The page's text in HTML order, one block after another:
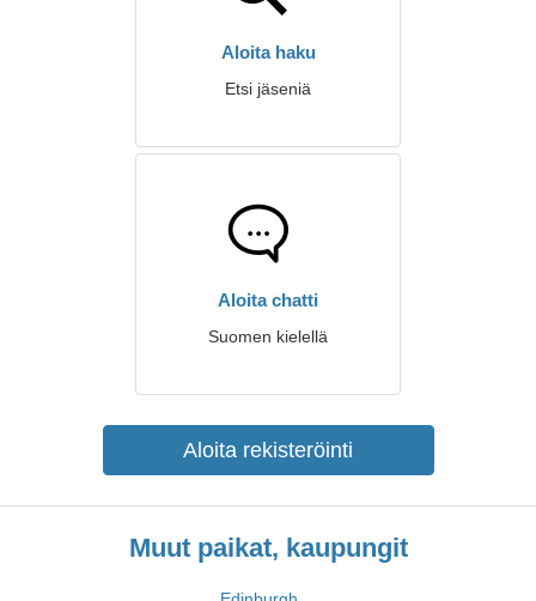
Aloita haku
Etsi jäseniä
Aloita chatti
Suomen kielellä
Aloita rekisteröinti
Muut paikat, kaupungit